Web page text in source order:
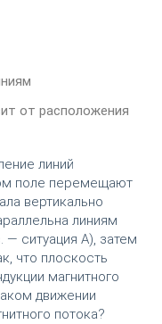
от расположения
линий
поле перемещают
вертикально
линиям
— ситуация А), затем
что плоскость
магнитного
движении
потока?